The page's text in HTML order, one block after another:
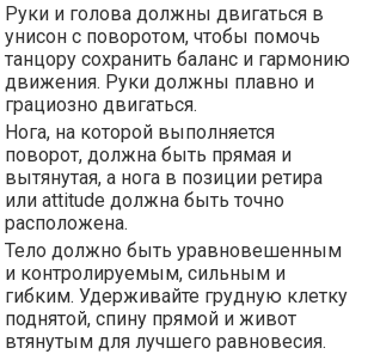
Руки и голова должны двигаться в
унисон с поворотом, чтобы помочь
танцору сохранить баланс и гармонию
движения. Руки должны плавно и
грациозно двигаться.
Нога, на которой выполняется
поворот, должна быть прямая и
вытянутая, а нога в позиции ретира
или attitude должна быть точно
расположена.
Тело должно быть уравновешенным
и контролируемым, сильным и
гибким. Удерживайте грудную клетку
поднятой, спину прямой и живот
втянутым для лучшего равновесия.